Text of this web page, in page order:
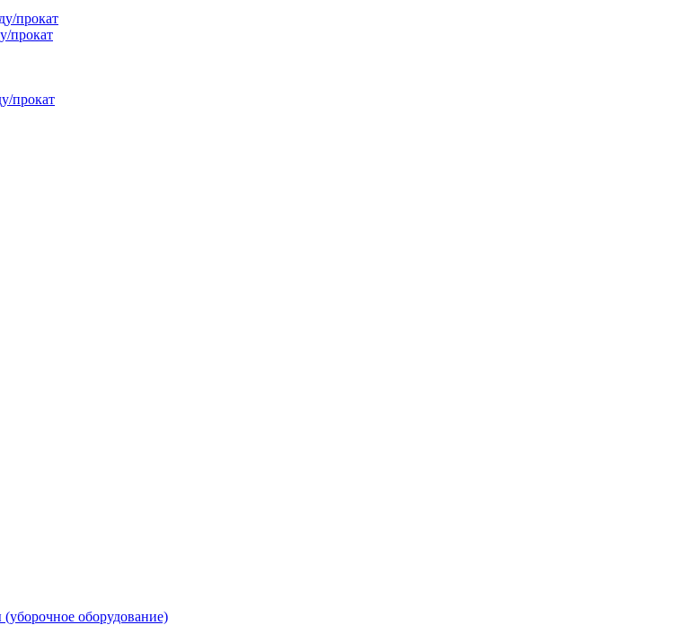
прокат
прокат
прокат
оборудование)